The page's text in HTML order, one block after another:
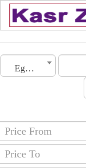
Egypt